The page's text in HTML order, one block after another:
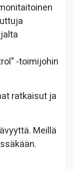
-toimijohin
ratkaisut ja
Meillä